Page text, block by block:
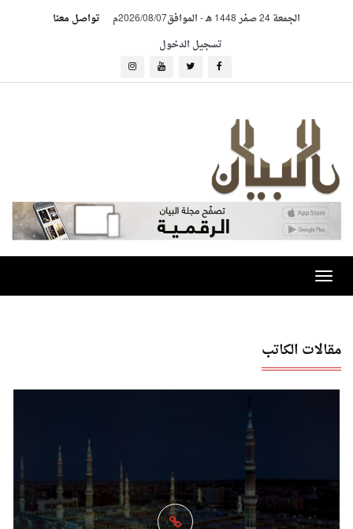
الجمعة 24 صفر 1448 هـ -الموافق2026/08/07م
تواصل معنا
تسجيل الدخول
Toggle
navigation
مقالات الكاتب